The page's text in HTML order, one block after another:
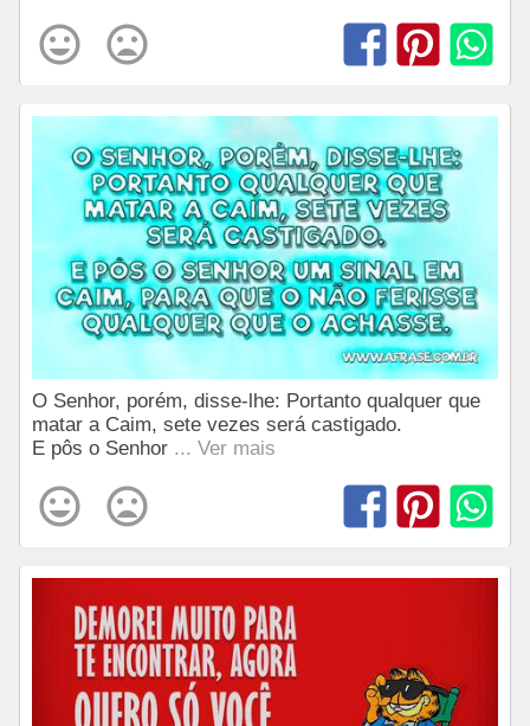
O Senhor, porém, disse-lhe: Portanto qualquer que
matar a Caim, sete vezes será castigado.
E pôs o Senhor ... Ver mais